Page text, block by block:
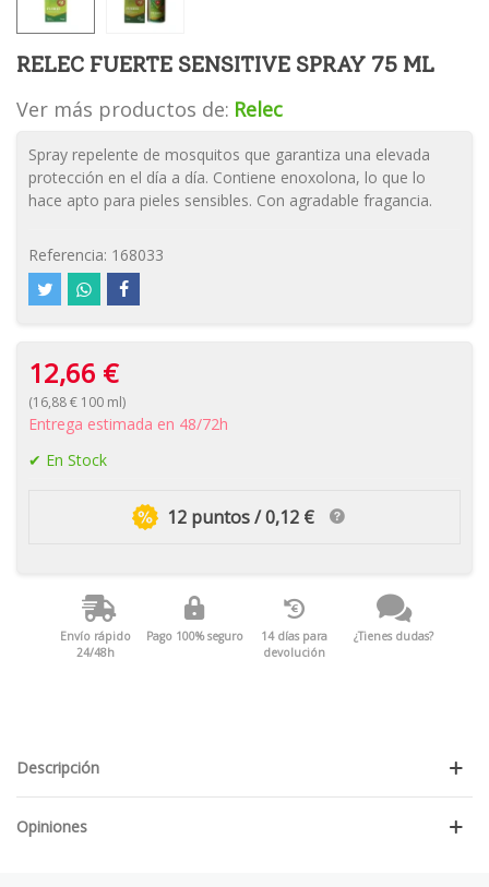
RELEC FUERTE SENSITIVE SPRAY 75 ML
Ver más productos de: Relec
Spray repelente de mosquitos que garantiza una elevada
protección en el día a día. Contiene enoxolona, lo que lo
hace apto para pieles sensibles. Con agradable fragancia.
Referencia: 168033
12,66 €
(16,88 € 100 ml)
Entrega estimada en 48/72h
En Stock
12 puntos / 0,12 €
Envío rápido
24/48h
Pago 100% seguro
14 días para
devolución
¿Tienes dudas?
Descripción
Opiniones